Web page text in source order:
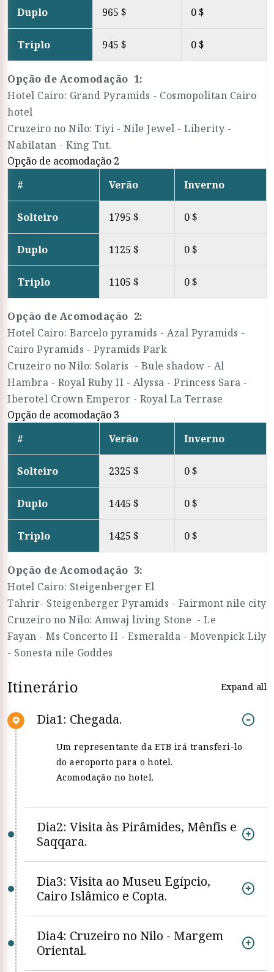
Duplo 965 $ 0 $
Triplo 945 $ 0 $
Opção de Acomodação 1:
Hotel Cairo: Grand Pyramids - Cosmopolitan Cairo
hotel
Cruzeiro no Nilo: Tiyi - Nile Jewel - Liberity -
Nabilatan - King Tut.
Opção de acomodação 2
#
Verão Inverno
Solteiro 1795 $ 0 $
Duplo 1125 $ 0 $
Triplo 1105 $ 0 $
Opção de Acomodação 2:
Hotel Cairo: Barcelo pyramids - Azal Pyramids -
Cairo Pyramids - Pyramids Park
Cruzeiro no Nilo: Solaris - Bule shadow - Al
Hambra - Royal Ruby II - Alyssa - Princess Sara -
Iberotel Crown Emperor - Royal La Terrase
Opção de acomodação 3
#
Verão Inverno
Solteiro 2325 $ 0 $
Duplo 1445 $ 0 $
Triplo 1425 $ 0 $
Opção de Acomodação 3:
Hotel Cairo: Steigenberger El
Tahrir- Steigenberger Pyramids - Fairmont nile city
Cruzeiro no Nilo: Amwaj living Stone - Le
Fayan - Ms Concerto II - Esmeralda - Movenpick Lily
- Sonesta nile Goddes
Itinerário Expand all
Dia1: Chegada.
Um representante da ETB irá transferi-lo
do aeroporto para o hotel.
Acomodação no hotel.
Dia2: Visita às Pirâmides, Mênfis e
Saqqara.
Dia3: Visita ao Museu Egípcio,
Cairo Islâmico e Copta.
Dia4: Cruzeiro no Nilo - Margem
Oriental.